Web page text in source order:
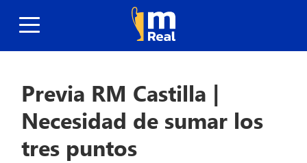
Previa RM Castilla |
Necesidad de sumar los
tres puntos